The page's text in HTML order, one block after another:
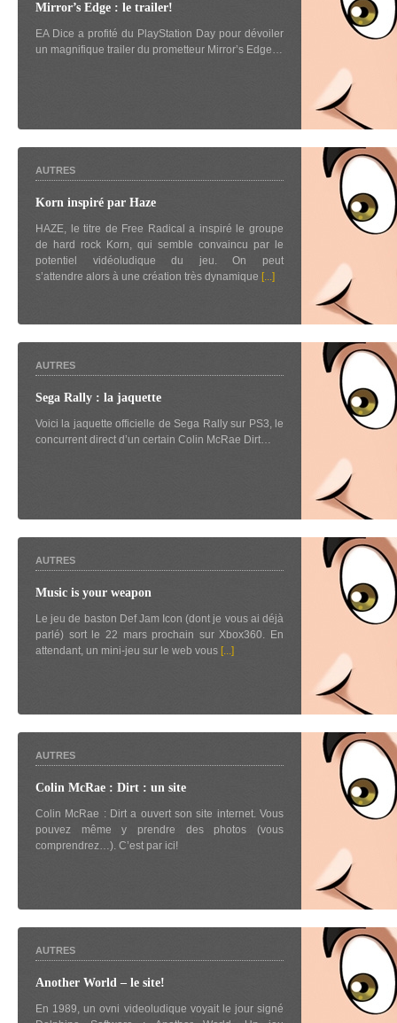
Mirror’s Edge : le trailer!
EA Dice a profité du PlayStation Day pour dévoiler
un magnifique trailer du prometteur Mirror’s Edge…
AUTRES
Korn inspiré par Haze
HAZE, le titre de Free Radical a inspiré le groupe
de hard rock Korn, qui semble convaincu par le
potentiel vidéoludique du jeu. On peut
s’attendre alors à une création très dynamique [...]
AUTRES
Sega Rally : la jaquette
Voici la jaquette officielle de Sega Rally sur PS3, le
concurrent direct d’un certain Colin McRae Dirt…
AUTRES
Music is your weapon
Le jeu de baston Def Jam Icon (dont je vous ai déjà
parlé) sort le 22 mars prochain sur Xbox360. En
attendant, un mini-jeu sur le web vous [...]
AUTRES
Colin McRae : Dirt : un site
Colin McRae : Dirt a ouvert son site internet. Vous
pouvez même y prendre des photos (vous
comprendrez…). C’est par ici!
AUTRES
Another World – le site!
En 1989, un ovni videoludique voyait le jour signé